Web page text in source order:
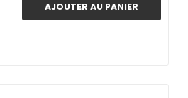
AJOUTER AU PANIER